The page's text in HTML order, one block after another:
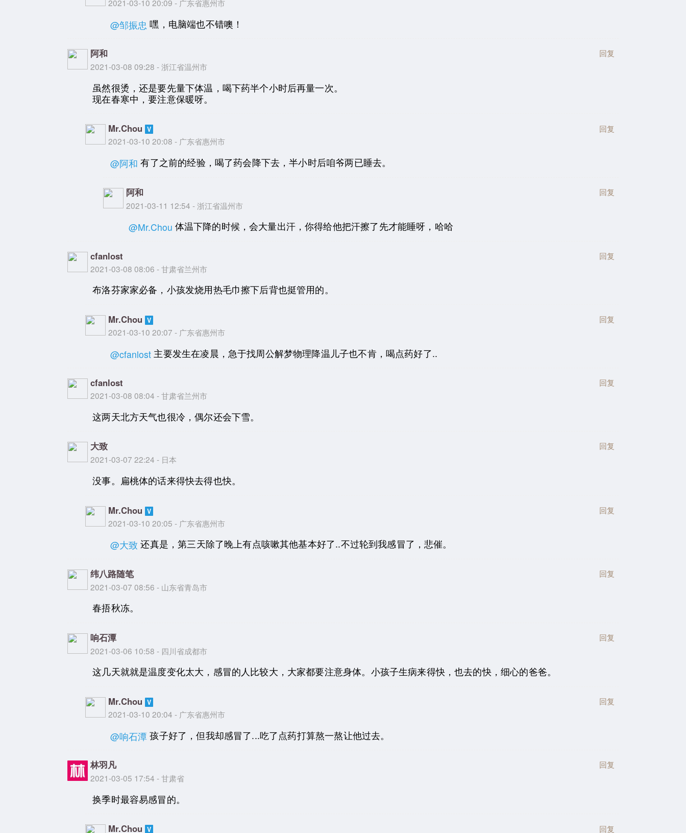
2021-03-10 20:09 - 广东省惠州市
@邹振忠 嘿，电脑端也不错噢！
阿和
2021-03-08 09:28 - 浙江省温州市
回复
虽然很烫，还是要先量下体温，喝下药半个小时后再量一次。
现在春寒中，要注意保暖呀。
Mr.Chou
2021-03-10 20:08 - 广东省惠州市
回复
@阿和 有了之前的经验，喝了药会降下去，半小时后咱爷两已睡去。
阿和
2021-03-11 12:54 - 浙江省温州市
回复
@Mr.Chou 体温下降的时候，会大量出汗，你得给他把汗擦了先才能睡呀，哈哈
cfanlost
2021-03-08 08:06 - 甘肃省兰州市
回复
布洛芬家家必备，小孩发烧用热毛巾擦下后背也挺管用的。
Mr.Chou
2021-03-10 20:07 - 广东省惠州市
回复
@cfanlost 主要发生在凌晨，急于找周公解梦物理降温儿子也不肯，喝点药好了..
cfanlost
2021-03-08 08:04 - 甘肃省兰州市
回复
这两天北方天气也很冷，偶尔还会下雪。
大致
2021-03-07 22:24 - 日本
回复
没事。扁桃体的话来得快去得也快。
Mr.Chou
2021-03-10 20:05 - 广东省惠州市
回复
@大致 还真是，第三天除了晚上有点咳嗽其他基本好了..不过轮到我感冒了，悲催。
纬八路随笔
2021-03-07 08:56 - 山东省青岛市
回复
春捂秋冻。
响石潭
2021-03-06 10:58 - 四川省成都市
回复
这几天就就是温度变化太大，感冒的人比较大，大家都要注意身体。小孩子生病来得快，也去的快，细心的爸爸。
Mr.Chou
2021-03-10 20:04 - 广东省惠州市
回复
@响石潭 孩子好了，但我却感冒了...吃了点药打算熬一熬让他过去。
林羽凡
2021-03-05 17:54 - 甘肃省
回复
换季时最容易感冒的。
Mr.Chou 回复